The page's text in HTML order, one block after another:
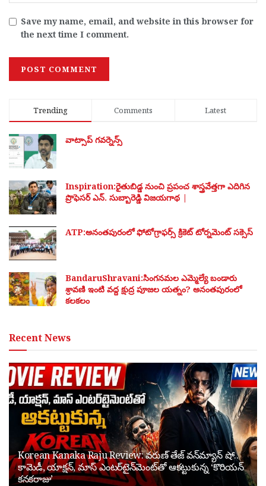
Save my name, email, and website in this browser for
the next time I comment.
Trending Comments Latest
వాట్సాప్ గవర్నెన్స్
Inspiration:రైతుబిడ్డ నుంచి ప్రపంచ శాస్త్రవేత్తగా ఎదిగిన
ప్రొఫెసర్ ఎన్. సుబ్బారెడ్డి విజయగాథ |
ATP:అనంతపురంలో ఫోటోగ్రాఫర్స్ క్రికెట్ టోర్నమెంట్ సక్సెస్
BandaruShravani:సింగనమల ఎమ్మెల్యే బండారు
శ్రావణి ఇంటి వద్ద క్షుద్ర పూజల యత్నం? అనంతపురంలో
కలకలం
Recent News
Korean Kanaka Raju Review: వరుణ్ తేజ్ వన్‌మ్యాన్ షో..
కామెడీ, యాక్షన్, మాస్ ఎంటర్‌టైన్‌మెంట్‌తో ఆకట్టుకున్న ‘కొరియన్
కనకరాజు’